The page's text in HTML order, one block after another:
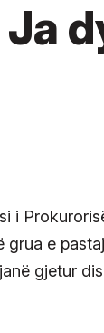
i
grua e
gjetur